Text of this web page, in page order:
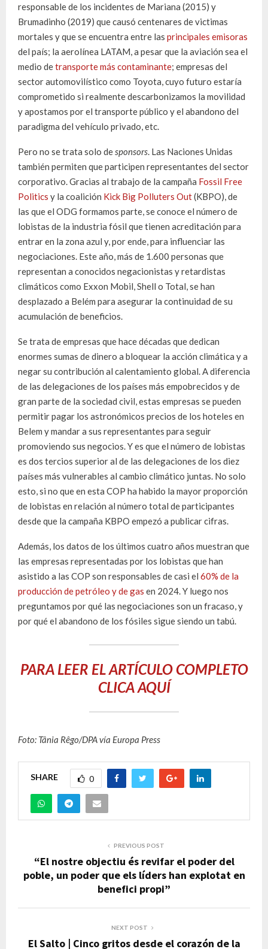
responsable de los incidentes de Mariana (2015) y
Brumadinho (2019) que causó centenares de victimas
mortales y que se encuentra entre las principales emisoras
del país; la aerolínea LATAM, a pesar que la aviación sea el
medio detransporte más contaminante; empresas del
sector automovilístico como Toyota, cuyo futuro estaría
comprometido si realmente descarbonizamos la movilidad
y apostamos por el transporte público y el abandono del
paradigma del vehículo privado, etc.
Pero no se trata solo desponsors. Las Naciones Unidas
también permiten que participen representantes del sector
corporativo. Gracias al trabajo de la campaña Fossil Free
Politics y la coalición Kick Big Polluters Out(KBPO), de
las que el ODG formamos parte, se conoce el número de
lobistas de la industria fósil que tienen acreditación para
entrar en la zona azul y, por ende, para influenciar las
negociaciones. Este año, más de 1.600 personas que
representan a conocidos negacionistas y retardistas
climáticos como Exxon Mobil, Shell o Total, se han
desplazado a Belém para asegurar la continuidad de su
acumulación de beneficios.
Se trata de empresas que hace décadas que dedican
enormes sumas de dinero a bloquear la acción climática y a
negar su contribución al calentamiento global. A diferencia
de las delegaciones de los países más empobrecidos y de
gran parte de la sociedad civil, estas empresas se pueden
permitir pagar los astronómicos precios de los hoteles en
Belem y mandar a sus representantes para seguir
promoviendo sus negocios. Y es que el número de lobistas
es dos tercios superior al de las delegaciones de los diez
países más vulnerables al cambio climático juntas. No solo
esto, si no que en esta COP ha habido la mayor proporción
de lobistas en relación al número total de participantes
desde que la campaña KBPO empezó a publicar cifras.
Además, los datos de los últimos cuatro años muestran que
las empresas representadas por los lobistas que han
asistido a las COP son responsables de casi el 60% de la
producción de petróleo y de gas en 2024. Y luego nos
preguntamos por qué las negociaciones son un fracaso, y
por qué el abandono de los fósiles sigue siendo un tabú.
PARA LEER EL ARTÍCULO COMPLETO
CLICA AQUÍ
Foto: Tânia Rêgo/DPA vía Europa Press
SHARE 0
PREVIOUS POST
“El nostre objectiu és revifar el poder del
poble, un poder que els líders han explotat en
benefici propi”
NEXT POST
El Salto | Cinco gritos desde el corazón de la